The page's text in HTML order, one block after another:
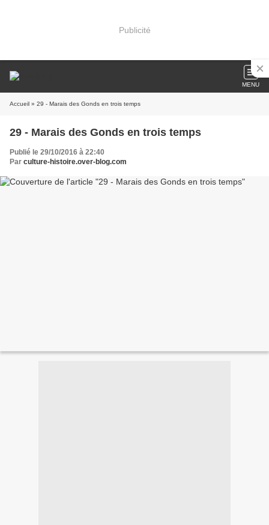
Publicité
MENU
Accueil » 29 - Marais des Gonds en trois temps
29 - Marais des Gonds en trois temps
Publié le 29/10/2016 à 22:40
Par culture-histoire.over-blog.com